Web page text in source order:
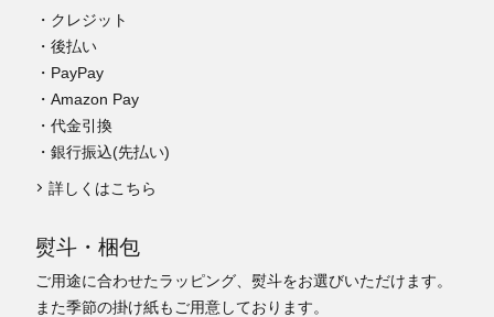
・クレジット
・後払い
・PayPay
・Amazon Pay
・代金引換
・銀行振込(先払い)
詳しくはこちら
熨斗・梱包
ご用途に合わせたラッピング、熨斗をお選びいただけます。
また季節の掛け紙もご用意しております。